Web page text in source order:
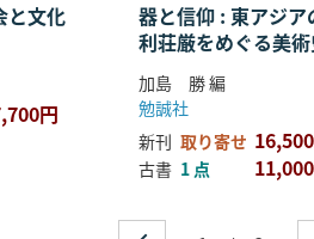
と文化
円
器と信仰 : 東アジア
利荘厳をめぐる美
考古学からのアプロ
加島 勝 編
勉誠社
新刊 取り寄せ
古書 1 点